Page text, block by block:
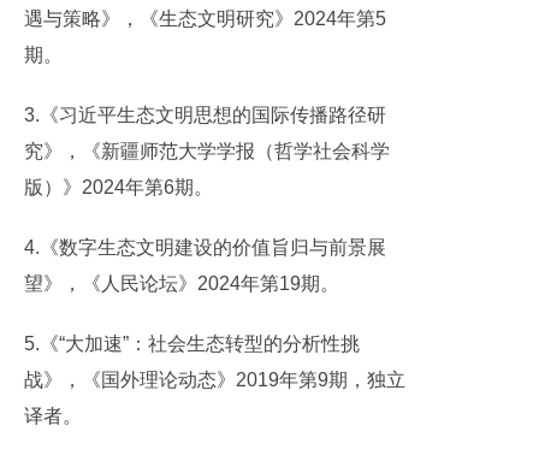
遇与策略》，《生态文明研究》2024年第5
期。
3.《习近平生态文明思想的国际传播路径研
究》，《新疆师范大学学报（哲学社会科学
版）》2024年第6期。
4.《数字生态文明建设的价值旨归与前景展
望》，《人民论坛》2024年第19期。
5.《“大加速”：社会生态转型的分析性挑
战》，《国外理论动态》2019年第9期，独立
译者。